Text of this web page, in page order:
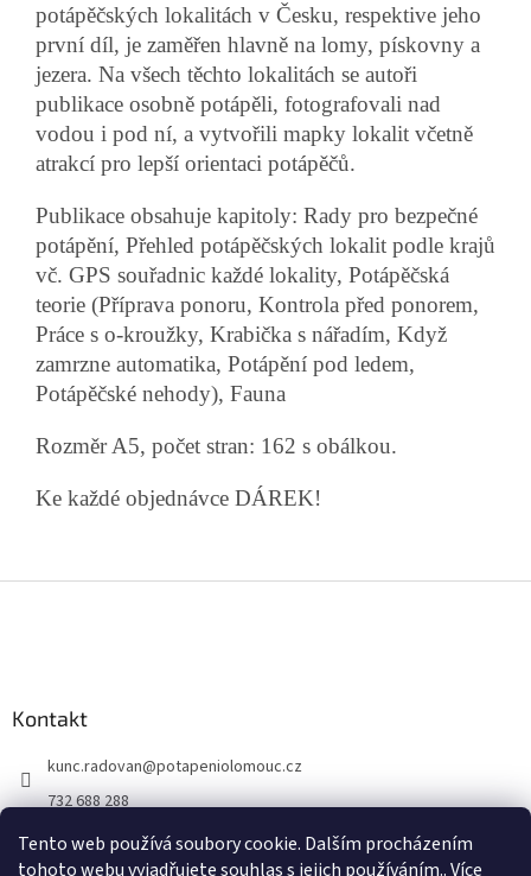
Tento web používá soubory cookie. Dalším procházením
tohoto webu vyjadřujete souhlas s jejich používáním.. Více
potápěčských lokalitách v Česku, respektive jeho
první díl, je zaměřen hlavně na lomy, pískovny a
jezera. Na všech těchto lokalitách se autoři
publikace osobně potápěli, fotografovali nad
vodou i pod ní, a vytvořili mapky lokalit včetně
atrakcí pro lepší orientaci potápěčů.
Publikace obsahuje kapitoly: Rady pro bezpečné
potápění, Přehled potápěčských lokalit podle krajů
vč. GPS souřadnic každé lokality, Potápěčská
teorie (Příprava ponoru, Kontrola před ponorem,
Práce s o-kroužky, Krabička s nářadím, Když
zamrzne automatika, Potápění pod ledem,
Potápěčské nehody), Fauna
Rozměr A5, počet stran: 162 s obálkou.
Ke každé objednávce DÁREK!
Kontakt
kunc.radovan@potapeniolomouc.cz
732 688 288
Facebook